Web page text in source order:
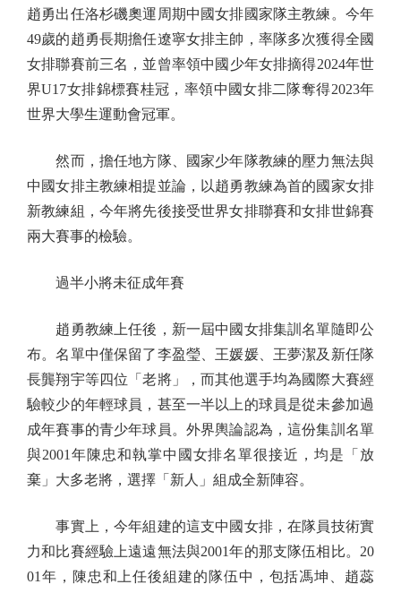
趙勇出任洛杉磯奧運周期中國女排國家隊主教練。今年
49歲的趙勇長期擔任遼寧女排主帥，率隊多次獲得全國
女排聯賽前三名，並曾率領中國少年女排摘得2024年世
界U17女排錦標賽桂冠，率領中國女排二隊奪得2023年
世界大學生運動會冠軍。
然而，擔任地方隊、國家少年隊教練的壓力無法與
中國女排主教練相提並論，以趙勇教練為首的國家女排
新教練組，今年將先後接受世界女排聯賽和女排世錦賽
兩大賽事的檢驗。
過半小將未征成年賽
趙勇教練上任後，新一屆中國女排集訓名單隨即公
布。名單中僅保留了李盈瑩、王媛媛、王夢潔及新任隊
長龔翔宇等四位「老將」，而其他選手均為國際大賽經
驗較少的年輕球員，甚至一半以上的球員是從未參加過
成年賽事的青少年球員。外界輿論認為，這份集訓名單
與2001年陳忠和執掌中國女排名單很接近，均是「放
棄」大多老將，選擇「新人」組成全新陣容。
事實上，今年組建的這支中國女排，在隊員技術實
力和比賽經驗上遠遠無法與2001年的那支隊伍相比。20
01年，陳忠和上任後組建的隊伍中，包括馮坤、趙蕊